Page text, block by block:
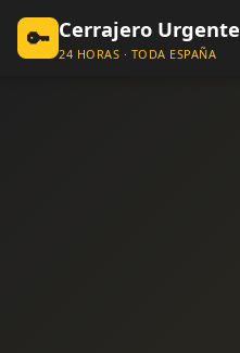
🔑 Cerrajero Urgente
24 HORAS · TODA ESPAÑA